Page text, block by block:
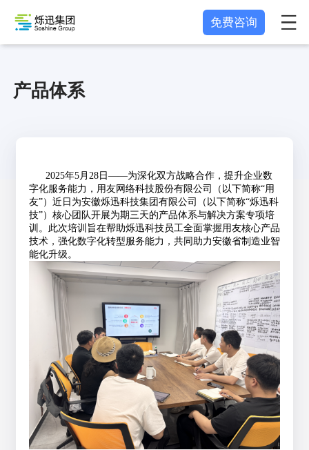
免费咨询
产品体系
2025年5月28日——为深化双方战略合作，提升企业数
字化服务能力，用友网络科技股份有限公司（以下简称“用
友”）近日为安徽烁迅科技集团有限公司（以下简称“烁迅科
技”）核心团队开展为期三天的产品体系与解决方案专项培
训。此次培训旨在帮助烁迅科技员工全面掌握用友核心产品
技术，强化数字化转型服务能力，共同助力安徽省制造业智
能化升级。